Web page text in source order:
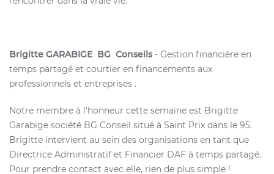
Brigitte GARABIGE BG Conseils - Gestion financière en
temps partagé et courtier en financements aux
professionnels et entreprises .
Notre membre à l'honneur cette semaine est Brigitte
Garabige société BG Conseil situé à Saint Prix dans le 95.
Brigitte intervient au sein des organisations en tant que
Directrice Administratif et Financier DAF à temps partagé.
Pour prendre contact avec elle, rien de plus simple !